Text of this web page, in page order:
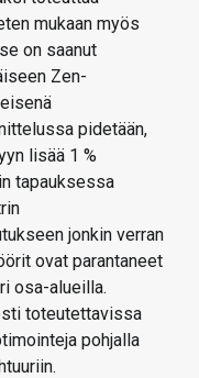
mukaan myös
on saanut
Zen-
pidetään,
lisää 1 %
tapauksessa
jonkin verran
ovat parantaneet
osa-alueilla.
toteutettavissa
pohjalla